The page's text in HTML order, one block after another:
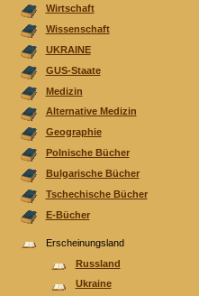
Wirtschaft
Wissenschaft
UKRAINE
GUS-Staate
Medizin
Alternative Medizin
Geographie
Polnische Bücher
Bulgarische Bücher
Tschechische Bücher
E-Bücher
Erscheinungsland
Russland
Ukraine